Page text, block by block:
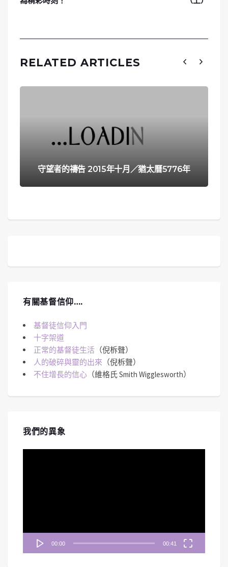
RELATED ARTICLES
守望者的禱告 2015年十月／猶太曆5776年
有關基督信仰….
基督徒信仰入門
十字架道
正常的基督徒生活 （倪柝聲）
人的破碎與靈的出來 （倪柝聲）
不住增長的信心 （維格氏 Smith Wigglesworth）
我們的異象
00:00 00:41